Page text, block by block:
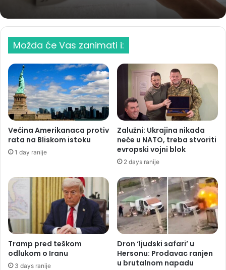
Možda će Vas zanimati i:
Većina Amerikanaca protiv
rata na Bliskom istoku
1 day ranije
Zalužni: Ukrajina nikada
neće u NATO, treba stvoriti
evropski vojni blok
2 days ranije
Tramp pred teškom
odlukom o Iranu
3 days ranije
Dron ‘ljudski safari’ u
Hersonu: Prodavac ranjen
u brutalnom napadu